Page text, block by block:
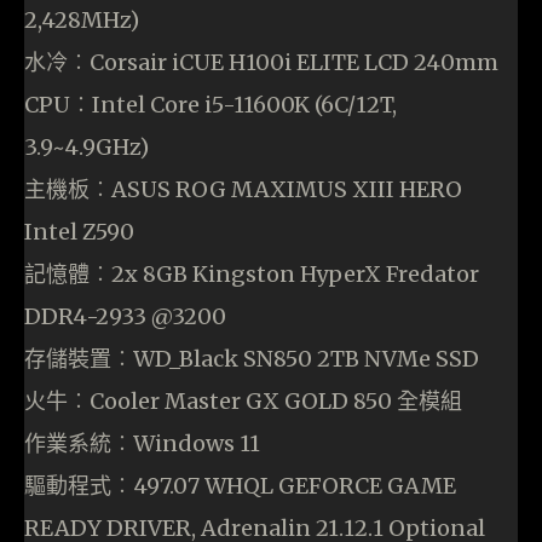
2,428MHz)
水冷︰Corsair iCUE H100i ELITE LCD 240mm
CPU︰Intel Core i5-11600K (6C/12T,
3.9~4.9GHz)
主機板︰ASUS ROG MAXIMUS XIII HERO
Intel Z590
記憶體︰2x 8GB Kingston HyperX Fredator
DDR4-2933 @3200
存儲裝置︰WD_Black SN850 2TB NVMe SSD
火牛︰Cooler Master GX GOLD 850 全模組
作業系統︰Windows 11
驅動程式︰497.07 WHQL GEFORCE GAME
READY DRIVER, Adrenalin 21.12.1 Optional